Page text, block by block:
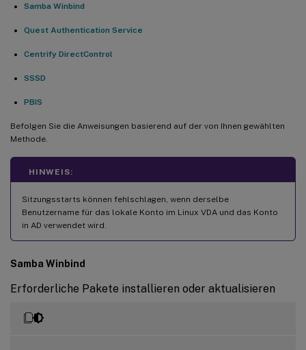
Samba Winbind
Quest Authentication Service
Centrify DirectControl
SSSD
PBIS
Befolgen Sie die Anweisungen basierend auf der von Ihnen gewählten
Methode.
HINWEIS:
Sitzungsstarts können fehlschlagen, wenn derselbe
Benutzername für das lokale Konto im Linux VDA und das Konto
in AD verwendet wird.
Samba Winbind
Erforderliche Pakete installieren oder aktualisieren